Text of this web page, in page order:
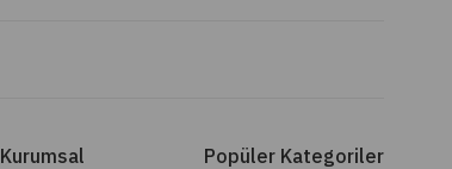
Kurumsal Popüler Kategoriler